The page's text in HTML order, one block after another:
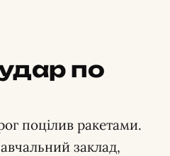
по
поцілив ракетами.
заклад,